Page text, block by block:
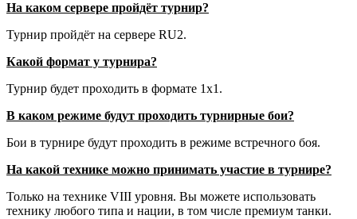
На каком сервере пройдёт турнир?
Турнир пройдёт на сервере RU2.
Какой формат у турнира?
Турнир будет проходить в формате 1х1.
В каком режиме будут проходить турнирные бои?
Бои в турнире будут проходить в режиме встречного боя.
На какой технике можно принимать участие в турнире?
Только на технике VIII уровня. Вы можете использовать
технику любого типа и нации, в том числе премиум танки.